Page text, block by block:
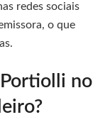
redes sociais
o que
no